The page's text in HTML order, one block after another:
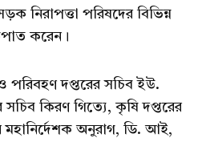
নিরাপত্তা পরিষদের বিভিন্ন
করেন।
দপ্তরের সচিব ইউ.
সচিব কিরণ গিত্যে, কৃষি দপ্তরের
মহানির্দেশক অনুরাগ, ডি. আই,